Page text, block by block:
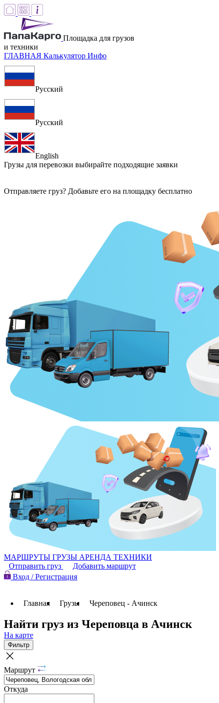
Площадка для грузов
и техники
ГЛАВНАЯ Калькулятор Инфо
Русский
Русский
English
Грузы для перевозки выбирайте подходящие заявки
Отправляете груз? Добавьте его на площадку бесплатно
МАРШРУТЫ ГРУЗЫ АРЕНДА ТЕХНИКИ
Отправить груз
Добавить маршрут
Вход / Регистрация
Главная Грузы Череповец - Ачинск
Найти груз из Череповца в Ачинск
На карте
Фильтр
Маршрут
Откуда